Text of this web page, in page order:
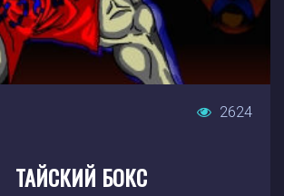
2624
ТАЙСКИЙ БОКС